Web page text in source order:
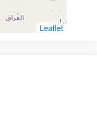
Leaflet